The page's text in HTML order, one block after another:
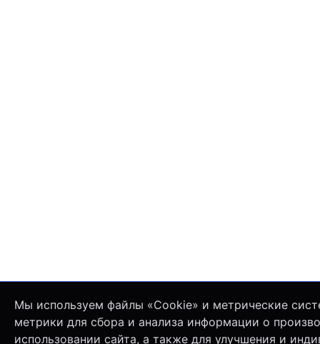
Мы используем файлы «Cookie» и метрические
метрики для сбора и анализа информации о
использовании сайта, а также для улучшения и